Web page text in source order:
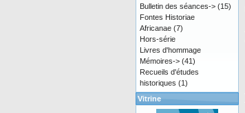
Bulletin des séances-> (15)
Fontes Historiae
Africanae (7)
Hors-série
Livres d'hommage
Mémoires-> (41)
Recueils d'études
historiques (1)
Vitrine